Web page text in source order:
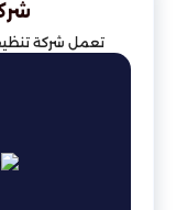
تعمل شركة